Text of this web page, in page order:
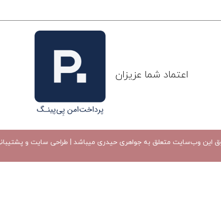
اعتماد شما عزیزان
اين وب‌سايت متعلق به جواهری حیدری میباشد | طراحی سایت و